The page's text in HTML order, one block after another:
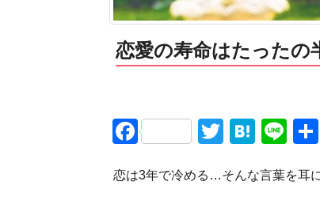
恋愛の寿命はたったの
FacebookTwitter Line
恋は3年で冷める…そんな言葉を耳